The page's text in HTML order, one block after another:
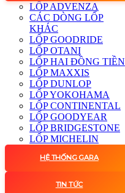
LỐP ADVENZA
CÁC DÒNG LỐP
KHÁC
LỐP GOODRIDE
LỐP OTANI
LỐP HAI ĐỒNG TIỀN
LỐP MAXXIS
LỐP DUNLOP
LỐP YOKOHAMA
LỐP CONTINENTAL
LỐP GOODYEAR
LỐP BRIDGESTONE
LỐP MICHELIN
HỆ THỐNG GARA
TIN TỨC